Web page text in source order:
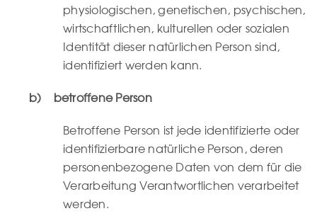
physiologischen, genetischen, psychischen,
wirtschaftlichen, kulturellen oder sozialen
Identität dieser natürlichen Person sind,
identifiziert werden kann.
b) betroffene Person
Betroffene Person ist jede identifizierte oder
identifizierbare natürliche Person, deren
personenbezogene Daten von dem für die
Verarbeitung Verantwortlichen verarbeitet
werden.